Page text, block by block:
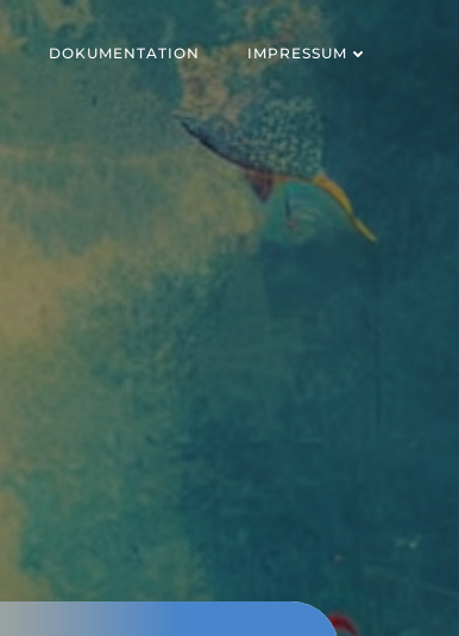
DOKUMENTATION IMPRESSUM